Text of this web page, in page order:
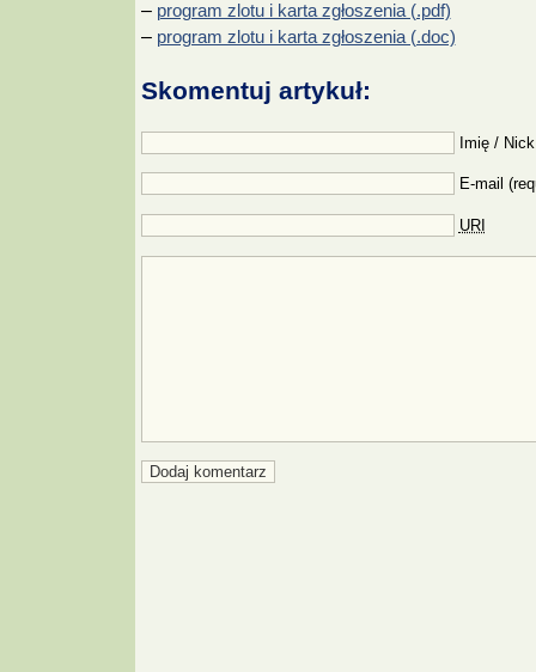
– program zlotu i karta zgłoszenia (.pdf)
– program zlotu i karta zgłoszenia (.doc)
Skomentuj artykuł:
Imię /
E-mail
URI